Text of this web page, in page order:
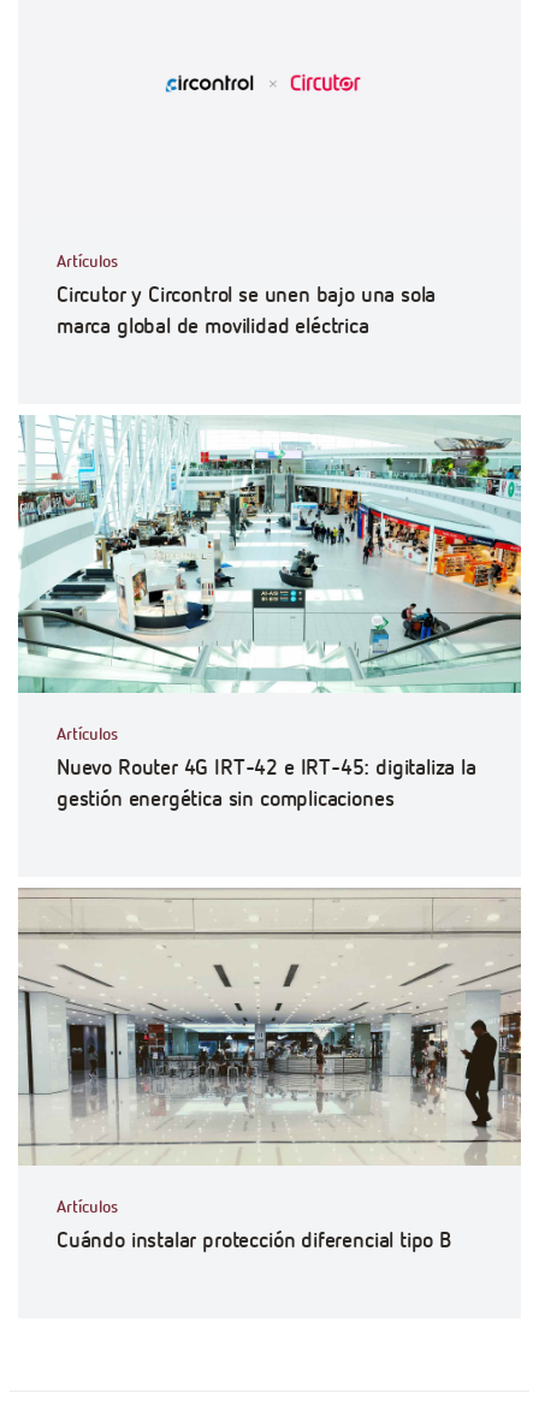
Artículos
Circutor y Circontrol se unen bajo una sola
marca global de movilidad eléctrica
Artículos
Nuevo Router 4G IRT-42 e IRT-45: digitaliza la
gestión energética sin complicaciones
Artículos
Cuándo instalar protección diferencial tipo B